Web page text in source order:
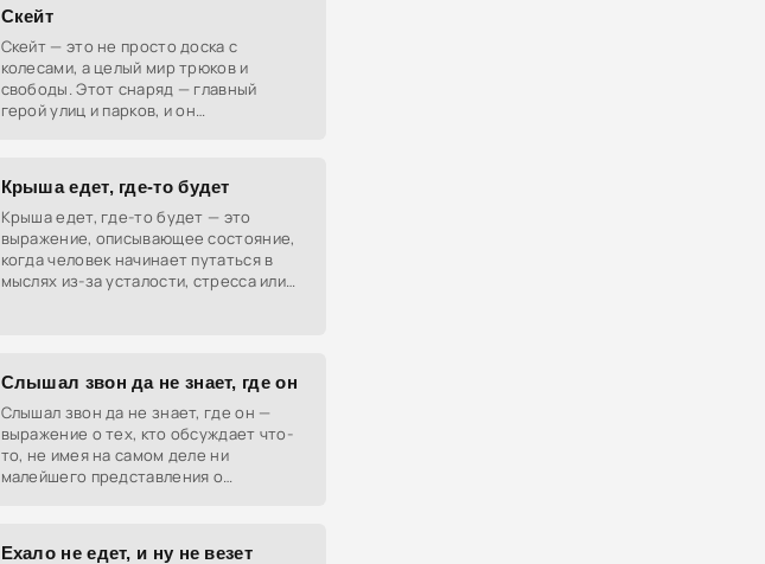
Скейт
Скейт — это не просто доска с
колесами, а целый мир трюков и
свободы. Этот снаряд — главный
герой улиц и парков, и он
Крыша едет, где-то будет
Крыша едет, где-то будет — это
выражение, описывающее состояние,
когда человек начинает путаться в
мыслях из-за усталости, стресса или
Слышал звон да не знает, где он
Слышал звон да не знает, где он —
выражение о тех, кто обсуждает что-
то, не имея на самом деле ни
малейшего представления о
Ехало не едет, и ну не везет